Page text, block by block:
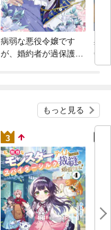
病弱な悪役令嬢です
が、婚約者が過保護す
異
(22)
もっと見る
3